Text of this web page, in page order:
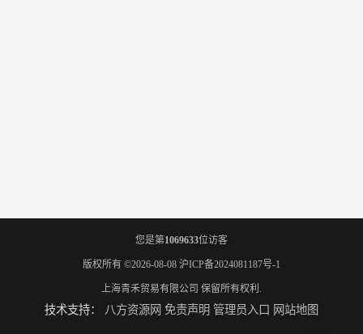
您是第1069633位访客
版权所有 ©2026-08-08 沪ICP备2024081187号-1
上海青禾贸易有限公司 保留所有权利.
技术支持： 八方资源网 免责声明 管理员入口 网站地图